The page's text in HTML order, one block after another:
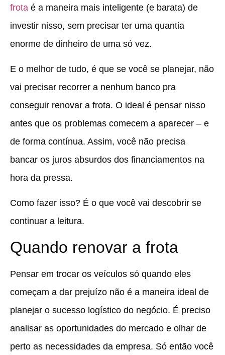
frota é a maneira mais inteligente (e barata) de
investir nisso, sem precisar ter uma quantia
enorme de dinheiro de uma só vez.
E o melhor de tudo, é que se você se planejar, não
vai precisar recorrer a nenhum banco pra
conseguir renovar a frota. O ideal é pensar nisso
antes que os problemas comecem a aparecer – e
de forma contínua. Assim, você não precisa
bancar os juros absurdos dos financiamentos na
hora da pressa.
Como fazer isso? É o que você vai descobrir se
continuar a leitura.
Quando renovar a frota
Pensar em trocar os veículos só quando eles
começam a dar prejuízo não é a maneira ideal de
planejar o sucesso logístico do negócio. É preciso
analisar as oportunidades do mercado e olhar de
perto as necessidades da empresa. Só então você